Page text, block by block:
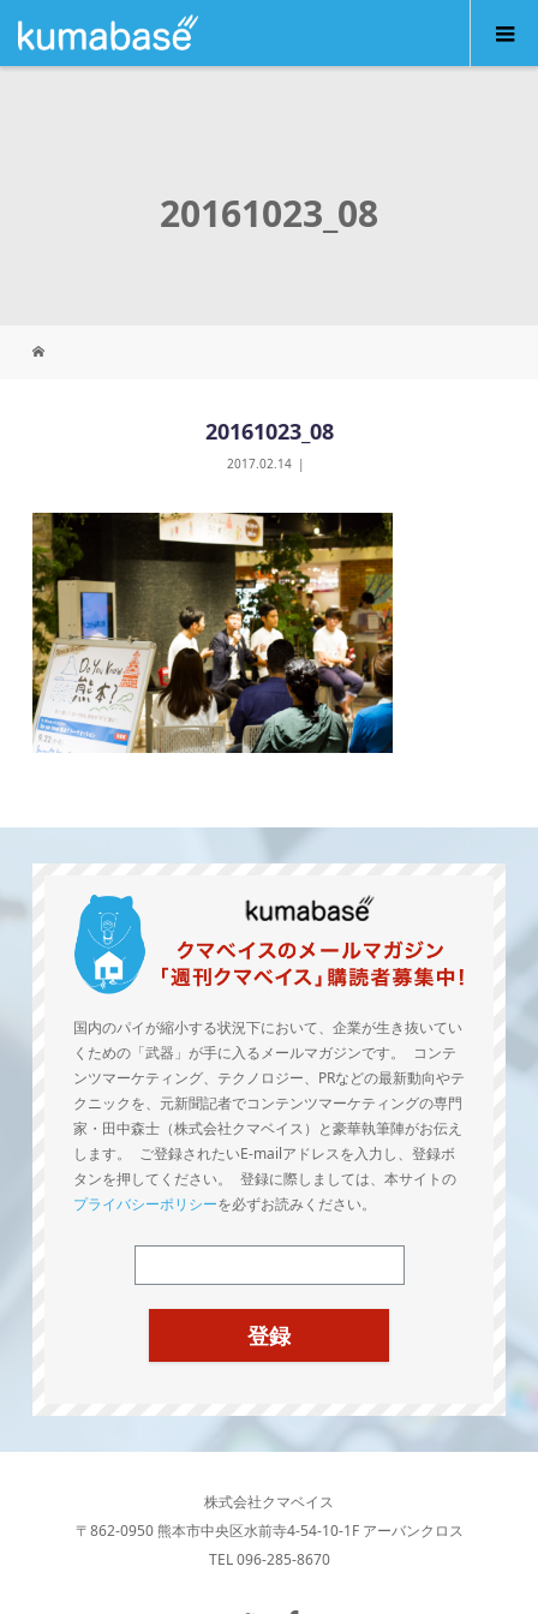
20161023_08
20161023_08
2017.02.14
国内のパイが縮小する状況下において、企業が生き抜いてい
くための「武器」が手に入るメールマガジンです。 コンテ
ンツマーケティング、テクノロジー、PRなどの最新動向やテ
クニックを、元新聞記者でコンテンツマーケティングの専門
家・田中森士（株式会社クマベイス）と豪華執筆陣がお伝え
します。 ご登録されたいE-mailアドレスを入力し、登録ボ
タンを押してください。 登録に際しましては、本サイトの
プライバシーポリシーを必ずお読みください。
株式会社クマベイス
〒862-0950 熊本市中央区水前寺4-54-10-1F アーバンクロス
TEL 096-285-8670